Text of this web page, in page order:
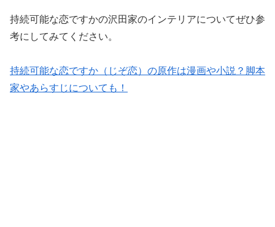
持続可能な恋ですかの沢田家のインテリアについてぜひ参
考にしてみてください。
持続可能な恋ですか（じぞ恋）の原作は漫画や小説？脚本
家やあらすじについても！